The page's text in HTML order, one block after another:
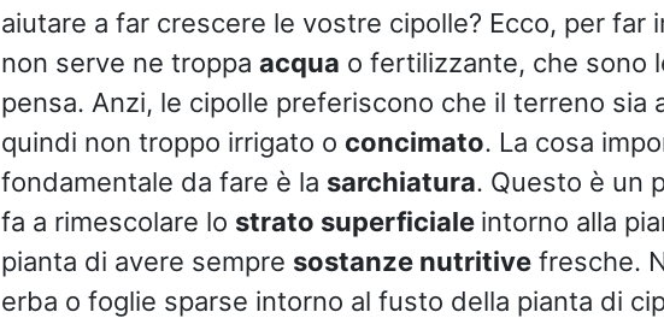
aiutare a far crescere le vostre cipolle? Ecco, per far
non serve ne troppa acqua o fertilizzante, che sono
pensa. Anzi, le cipolle preferiscono che il terreno sia
quindi non troppo irrigato o concimato. La cosa
fondamentale da fare è la sarchiatura. Questo è un
fa a rimescolare lo strato superficiale intorno alla
pianta di avere sempre sostanze nutritivefresche.
erba o foglie sparse intorno al fusto della pianta di